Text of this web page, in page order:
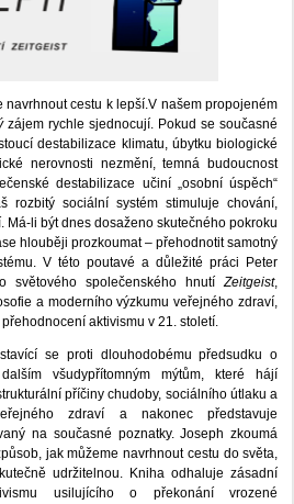
navrhnout cestu k lepší.V našem propojeném
zájem rychle sjednocují. Pokud se současné
destabilizace klimatu, úbytku biologické
nerovnosti nezmění, temná budoucnost
destabilizace učiní „osobní úspěch“
rozbitý sociální systém stimuluje chování,
Má-li být dnes dosaženo skutečného pokroku
hlouběji prozkoumat – přehodnotit samotný
V této poutavé a důležité práci Peter
světového společenského hnutíZeitgeist,
a moderního výzkumu veřejného zdraví,
aktivismu v 21. století.
stavící se proti dlouhodobému předsudku o
všudypřítomným mýtům, které hájí
příčiny chudoby, sociálního útlaku a
zdraví a nakonec představuje
na současné poznatky. Joseph zkoumá
jak můžeme navrhnout cestu do světa,
udržitelnou. Kniha odhaluje zásadní
usilujícího o překonání vrozené